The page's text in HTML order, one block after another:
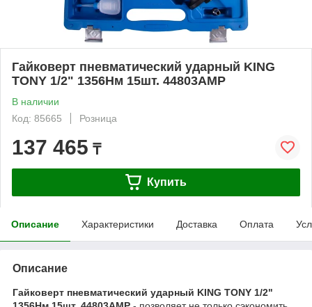
Гайковерт пневматический ударный KING
TONY 1/2" 1356Нм 15шт. 44803AMP
В наличии
Код: 85665
Розница
137 465 ₸
Купить
Описание Характеристики Доставка Оплата
Описание
Гайковерт пневматический ударный KING TONY 1/2"